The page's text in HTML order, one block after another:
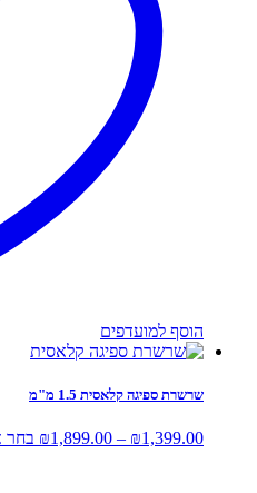
הוסף למועדפים
שרשרת ספיגה קלאסית 1.5 מ"מ
₪1,399.00
–
₪1,899.00
טווח
בחר